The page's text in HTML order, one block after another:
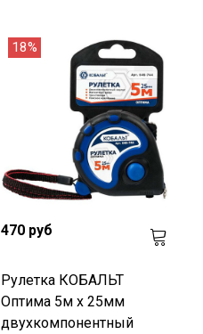
18%
470 руб
Рулетка КОБАЛЬТ
Оптима 5м x 25мм
двухкомпонентный